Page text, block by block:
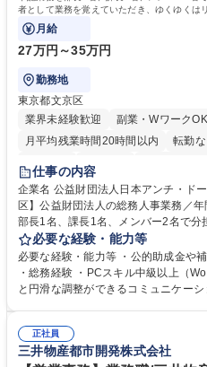
者として業務を覚えていただき、ゆくゆくは
躍いただくことを期待しています。
月給
27万円～35万円
勤務地
東京都文京区
業界未経験歓迎
副業・WワークOK
月平均残業時間20時間以内
転勤な
賞与あり
育休あり
食事補助あり
仕事の内容
企業名 公益財団法人日本アンチ・ドーピング機構 求
区】公益財団法人の総務人事業務／年間休日125日 仕
部長1名、課長1名、メンバー2名で分
当者として業務を覚えていただき、
ジションとして活躍いただくことを期待しています
プの業務内容】 ・人事制度関連 ・
怠管理 ・官公庁への各種提出 ・法定
管理 ・福利厚生関連 ・職員からの問
業務全般 募集職種 【東京／文京区】公益財団法人の総務人事業務／年間
必要な経験・能力等
必要な経験・能力等 ・公的助成金や
・総務経験 ・PCスキル中級以上（
と円滑な調整ができるコミュニケーション
正社員
三井物産都市開発株式会社